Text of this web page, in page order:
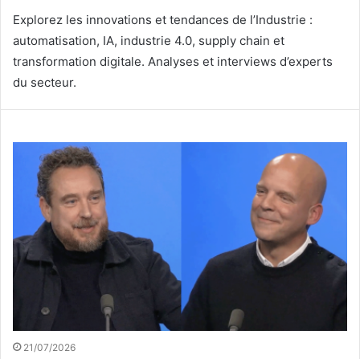
Explorez les innovations et tendances de l’Industrie :
automatisation, IA, industrie 4.0, supply chain et
transformation digitale. Analyses et interviews d’experts
du secteur.
21/07/2026